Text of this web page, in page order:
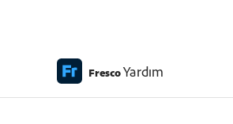
FrescoYardım